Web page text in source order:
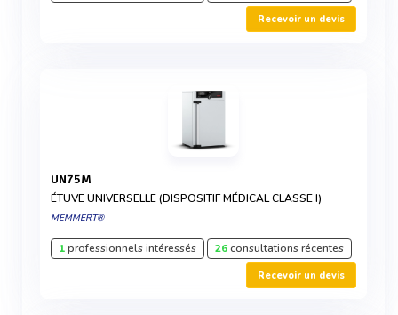
Recevoir un devis
UN75M
ÉTUVE UNIVERSELLE (DISPOSITIF MÉDICAL CLASSE I)
MEMMERT®
1professionnels intéressés 26consultations récentes
Recevoir un devis